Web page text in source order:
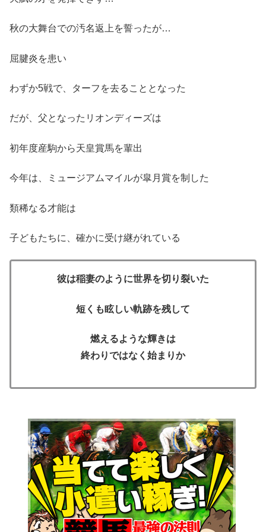
秋の大舞台での汚名返上を誓ったが…
屈腱炎を患い
わずか5戦で、ターフを去ることとなった
だが、父となったリオンディーズは
初年度産駒から天皇賞馬を輩出
今年は、ミュージアムマイルが皐月賞を制した
類稀なる才能は
子どもたちに、確かに受け継がれている
彼は稲妻のように世界を切り裂いた
短くも眩しい軌跡を残して
燃えるような輝きは
終わりではなく始まりか